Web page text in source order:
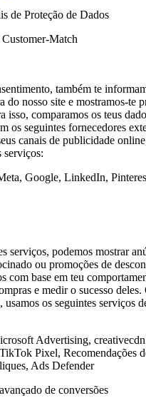
de Proteção de Dados
Match
também te
do nosso site e mostramos-te
isso, comparamos os teus
os seguintes fornecedores
canais de publicidade
serviços:
Google, LinkedIn,
serviços, podemos mostrar
ou promoções de
com base em teu
e medir o sucesso deles.
usamos os seguintes serviços
Advertising,
Pixel, Recomendações
Ads Defender
de conversões